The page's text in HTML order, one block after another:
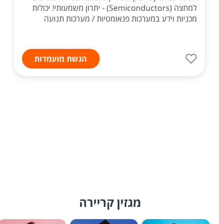
למחצה (Semiconductors) - יתרון משמעותי! יכולות
מכניות וידע במערכות פנאומטיות / מערכות תנועה
הגשת מועמדות
מגזין קריירה